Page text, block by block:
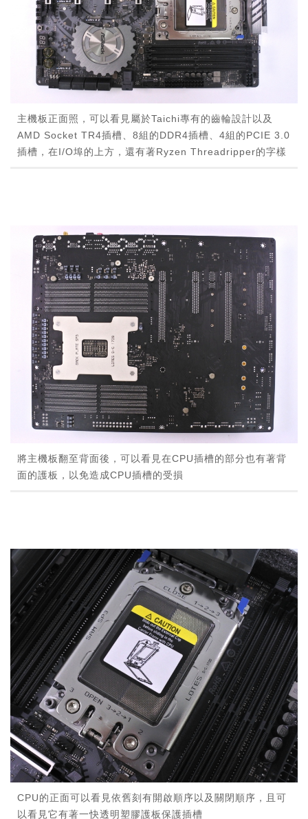
主機板正面照，可以看見屬於Taichi專有的齒輪設計以及
AMD Socket TR4插槽、8組的DDR4插槽、4組的PCIE 3.0
插槽，在I/O埠的上方，還有著Ryzen Threadripper的字樣
將主機板翻至背面後，可以看見在CPU插槽的部分也有著背
面的護板，以免造成CPU插槽的受損
CPU的正面可以看見依舊刻有開啟順序以及關閉順序，且可
以看見它有著一快透明塑膠護板保護插槽